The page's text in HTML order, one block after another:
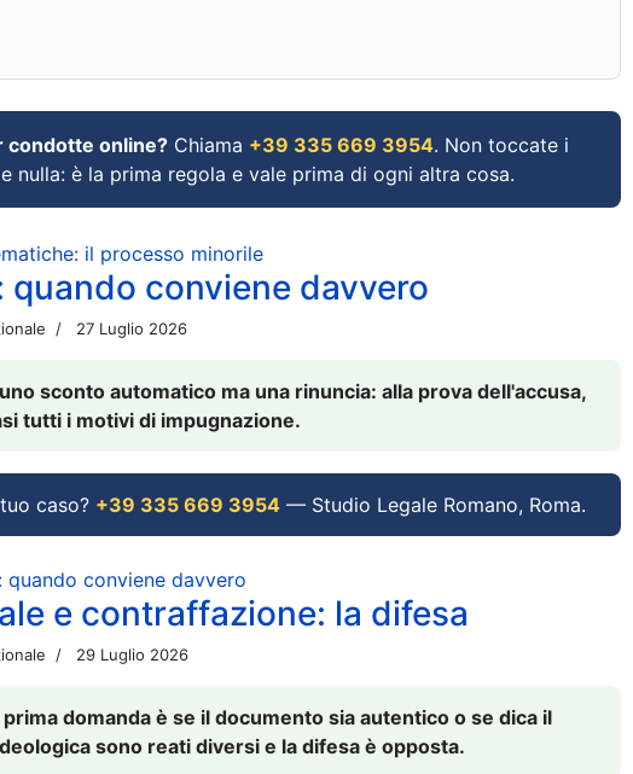
condotte online? Chiama +39 335 669 3954. Non toccate i
nulla: è la prima regola e vale prima di ogni altra cosa.
il processo minorile
quando conviene davvero
27 Luglio 2026
sconto automatico ma una rinuncia: alla prova dell'accusa,
tutti i motivi di impugnazione.
caso? +39 335 669 3954 — Studio Legale Romano, Roma.
conviene davvero
e contraffazione: la difesa
29 Luglio 2026
domanda è se il documento sia autentico o se dica il
sono reati diversi e la difesa è opposta.